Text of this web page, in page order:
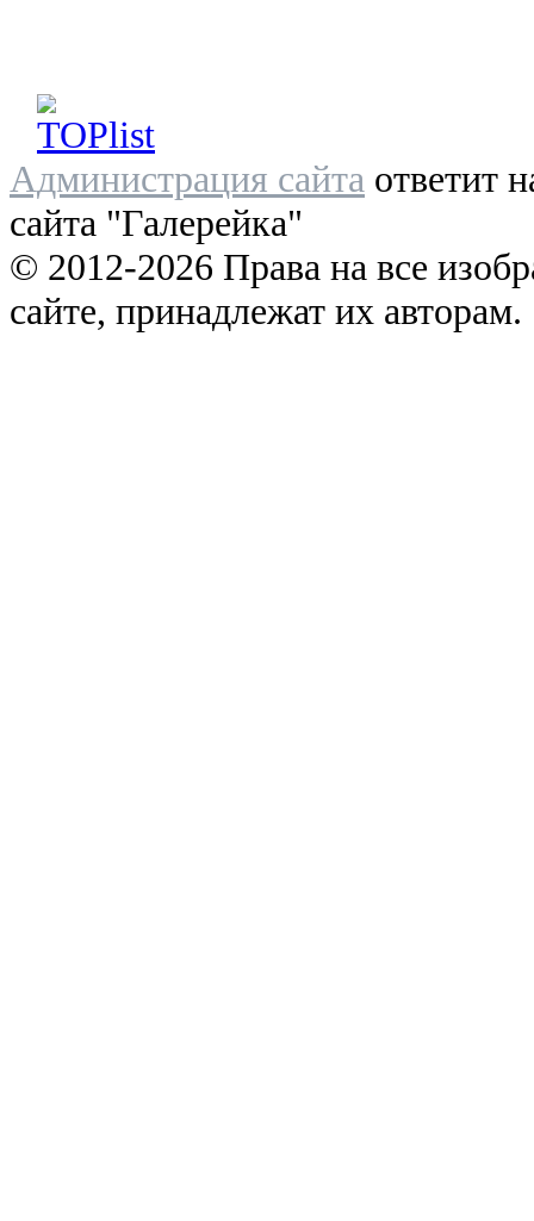
Администрация сайта ответит
сайта "Галерейка"
© 2012-2026 Права на все
сайте, принадлежат их авторам.